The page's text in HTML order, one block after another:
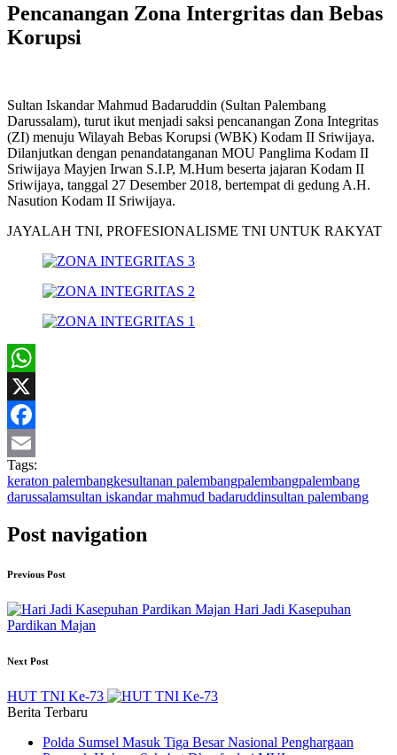
Pencanangan Zona Intergritas dan Bebas
Korupsi
Sultan Iskandar Mahmud Badaruddin (Sultan Palembang
Darussalam), turut ikut menjadi saksi pencanangan Zona Integritas
(ZI) menuju Wilayah Bebas Korupsi (WBK) Kodam II Sriwijaya.
Dilanjutkan dengan penandatanganan MOU Panglima Kodam II
Sriwijaya Mayjen Irwan S.I.P, M.Hum beserta jajaran Kodam II
Sriwijaya, tanggal 27 Desember 2018, bertempat di gedung A.H.
Nasution Kodam II Sriwijaya.
JAYALAH TNI, PROFESIONALISME TNI UNTUK RAKYAT
WhatsApp
X
Facebook
Email
Tags:
keraton palembangkesultanan palembangpalembangpalembang
darussalamsultan iskandar mahmud badaruddinsultan palembang
Post navigation
Previous Post
Hari Jadi Kasepuhan
Pardikan Majan
Next Post
HUT TNI Ke-73
Berita Terbaru
Polda Sumsel Masuk Tiga Besar Nasional Penghargaan